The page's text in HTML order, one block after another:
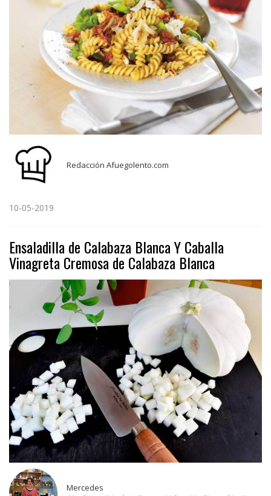
Redacción Afuegolento.com
10-05-2019
Ensaladilla de Calabaza Blanca Y Caballa
Vinagreta Cremosa de Calabaza Blanca
Mercedes